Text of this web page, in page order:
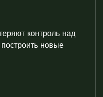
контроль над
новые